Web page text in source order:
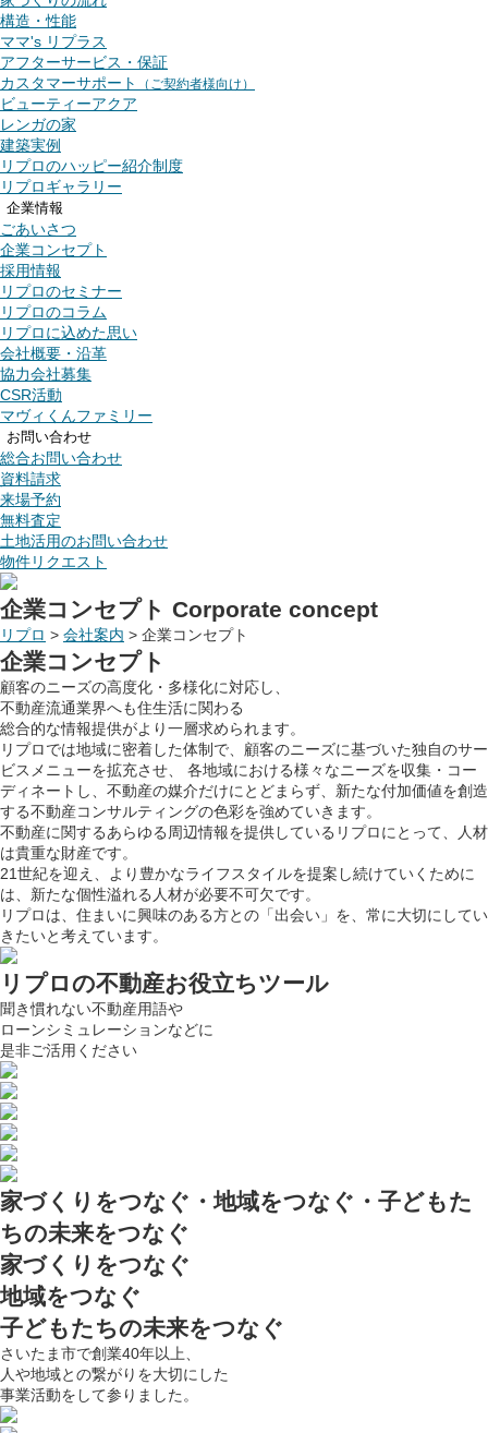
構造・性能
ママ's リプラス
アフターサービス・保証
カスタマーサポート
（ご契約者様向け）
ビューティーアクア
レンガの家
建築実例
リプロのハッピー紹介制度
リプロギャラリー
企業情報
ごあいさつ
企業コンセプト
採用情報
リプロのセミナー
リプロのコラム
リプロに込めた思い
会社概要・沿革
協力会社募集
CSR活動
マヴィくんファミリー
お問い合わせ
総合お問い合わせ
資料請求
来場予約
無料査定
土地活用のお問い合わせ
物件リクエスト
企業コンセプト Corporate concept
リプロ > 会社案内 > 企業コンセプト
企業コンセプト
顧客のニーズの高度化・多様化に対応し、
不動産流通業界へも住生活に関わる
総合的な情報提供がより一層求められます。
リプロでは地域に密着した体制で、顧客のニーズに基づいた独自のサー
ビスメニューを拡充させ、 各地域における様々なニーズを収集・コー
ディネートし、不動産の媒介だけにとどまらず、新たな付加価値を創造
する不動産コンサルティングの色彩を強めていきます。
不動産に関するあらゆる周辺情報を提供しているリプロにとって、人材
は貴重な財産です。
21世紀を迎え、より豊かなライフスタイルを提案し続けていくために
は、新たな個性溢れる人材が必要不可欠です。
リプロは、住まいに興味のある方との「出会い」を、常に大切にしてい
きたいと考えています。
リプロの不動産お役立ちツール
聞き慣れない不動産用語や
ローンシミュレーションなどに
是非ご活用ください
家づくりをつなぐ・地域をつなぐ・子どもた
ちの未来をつなぐ
家づくりをつなぐ
地域をつなぐ
子どもたちの未来をつなぐ
さいたま市で創業40年以上、
人や地域との繋がりを大切にした
事業活動をして参りました。